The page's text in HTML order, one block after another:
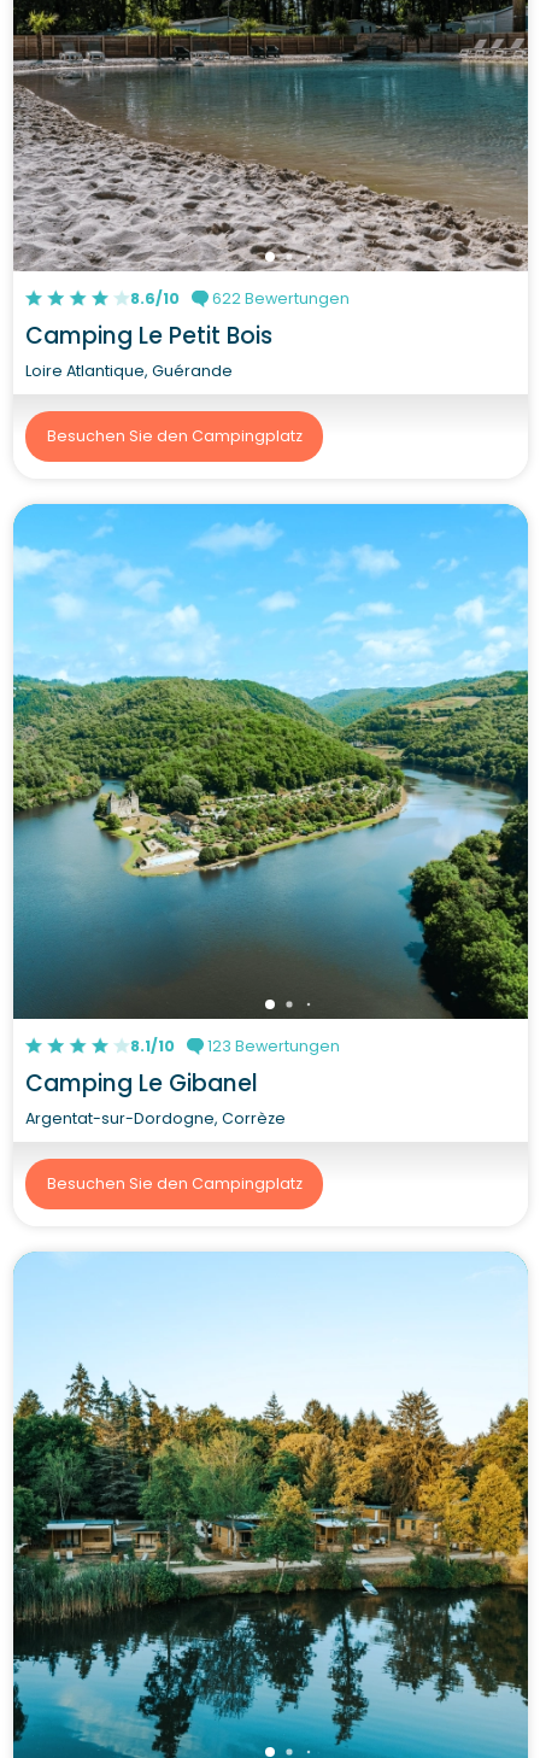
8.6/10 622 Bewertungen
Camping Le Petit Bois
Loire Atlantique, Guérande
Besuchen Sie den Campingplatz
8.1/10 123 Bewertungen
Camping Le Gibanel
Argentat-sur-Dordogne, Corrèze
Besuchen Sie den Campingplatz